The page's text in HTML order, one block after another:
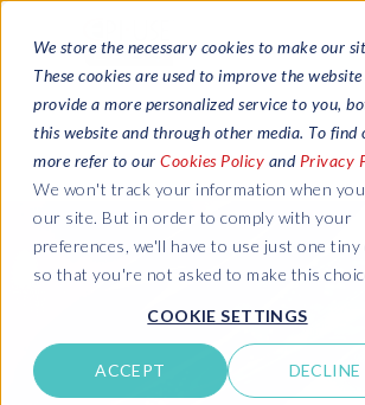
We store the necessary cookies to make our
These cookies are used to improve the
provide a more personalized service to you,
this website and through other media. To find
more refer to our Cookies Policy and Privacy
We won't track your information when
our site. But in order to comply with your
preferences, we'll have to use just one tiny
so that you're not asked to make this
COOKIE SETTINGS
ACCEPT DECLINE